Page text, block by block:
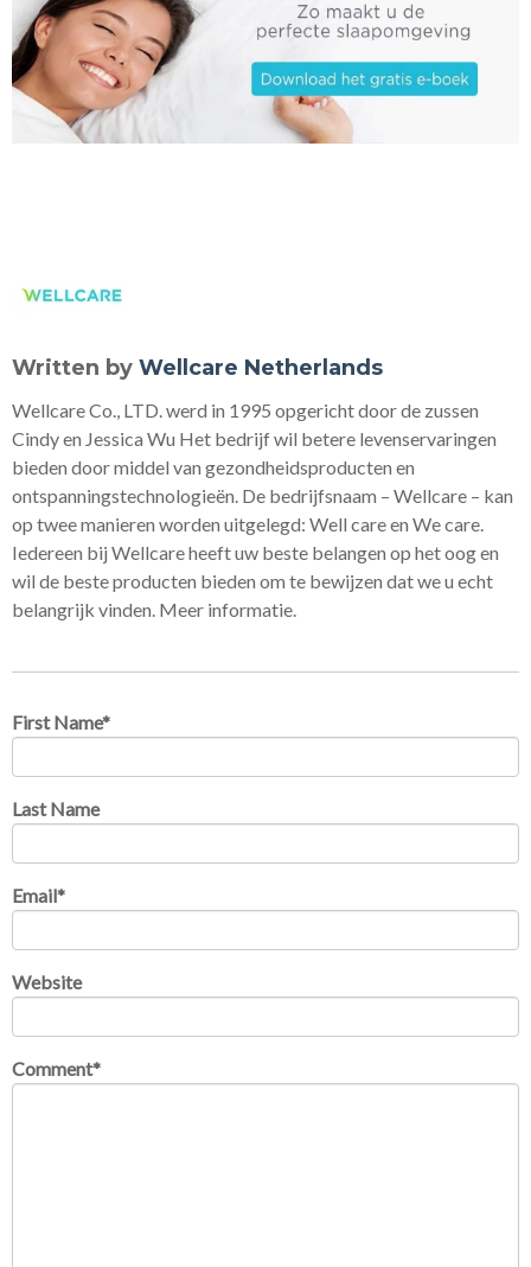
Written by Wellcare Netherlands
Wellcare Co., LTD. werd in 1995 opgericht door de zussen
Cindy en Jessica Wu Het bedrijf wil betere levenservaringen
bieden door middel van gezondheidsproducten en
ontspanningstechnologieën. De bedrijfsnaam – Wellcare – kan
op twee manieren worden uitgelegd: Well care en We care.
Iedereen bij Wellcare heeft uw beste belangen op het oog en
wil de beste producten bieden om te bewijzen dat we u echt
belangrijk vinden. Meer informatie.
First Name*
Last Name
Email*
Website
Comment*